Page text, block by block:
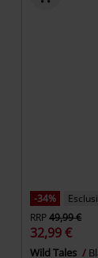
-34%
RRP49,99 €
32,99 €
Wild Tales